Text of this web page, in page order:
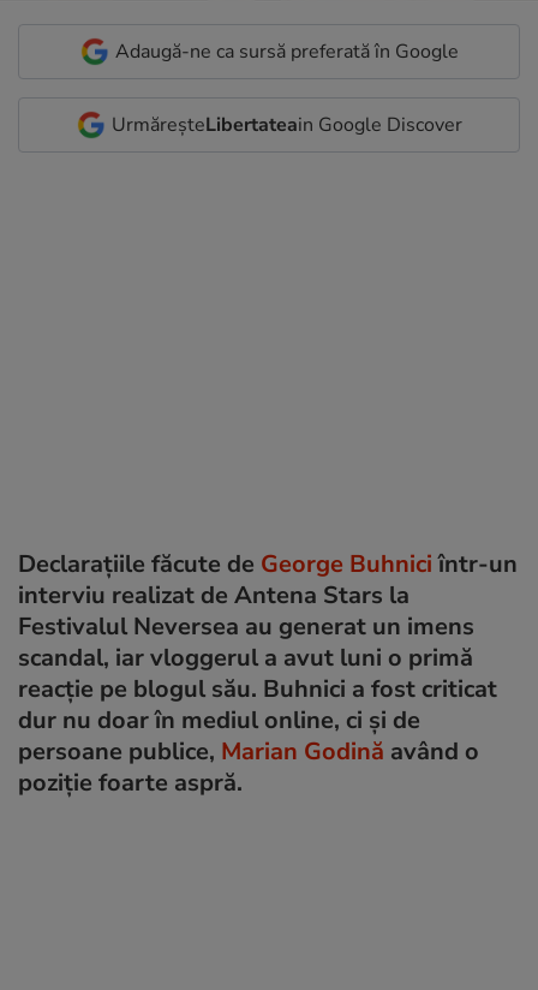
Adaugă-ne ca sursă preferată în Google
UrmăreșteLibertateain Google Discover
Declarațiile făcute de George Buhniciîntr-un
interviu realizat de Antena Stars la
Festivalul Neversea au generat un imens
scandal, iar vloggerul a avut luni o primă
reacție pe blogul său. Buhnici a fost criticat
dur nu doar în mediul online, ci și de
persoane publice, Marian Godină având o
poziție foarte aspră.